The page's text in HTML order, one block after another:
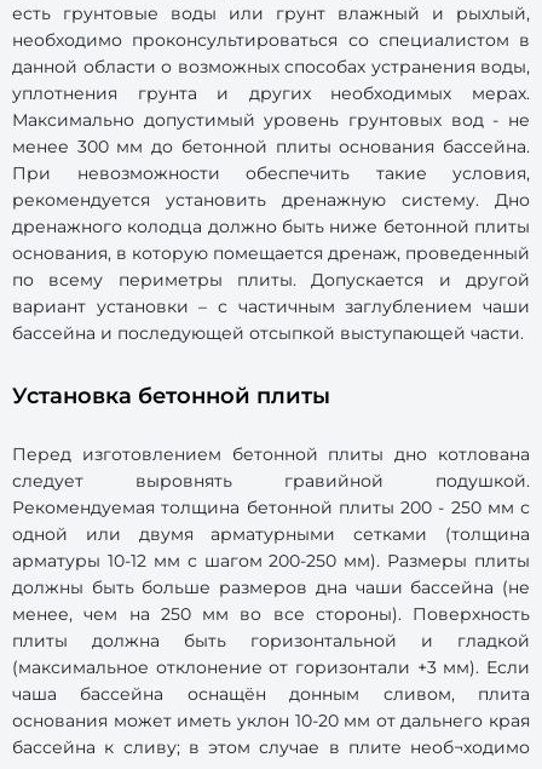
есть грунтовые воды или грунт влажный и рыхлый,
необходимо проконсультироваться со специалистом в
данной области о возможных способах устранения воды,
уплотнения грунта и других необходимых мерах.
Максимально допустимый уровень грунтовых вод - не
менее 300 мм до бетонной плиты основания бассейна.
При невозможности обеспечить такие условия,
рекомендуется установить дренажную систему. Дно
дренажного колодца должно быть ниже бетонной плиты
основания, в которую помещается дренаж, проведенный
по всему периметры плиты. Допускается и другой
вариант установки – с частичным заглублением чаши
бассейна и последующей отсыпкой выступающей части.
Установка бетонной плиты
Перед изготовлением бетонной плиты дно котлована
следует выровнять гравийной подушкой.
Рекомендуемая толщина бетонной плиты 200 - 250 мм с
одной или двумя арматурными сетками (толщина
арматуры 10-12 мм с шагом 200-250 мм). Размеры плиты
должны быть больше размеров дна чаши бассейна (не
менее, чем на 250 мм во все стороны). Поверхность
плиты должна быть горизонтальной и гладкой
(максимальное отклонение от горизонтали +3 мм). Если
чаша бассейна оснащён донным сливом, плита
основания может иметь уклон 10-20 мм от дальнего края
бассейна к сливу; в этом случае в плите необ¬ходимо